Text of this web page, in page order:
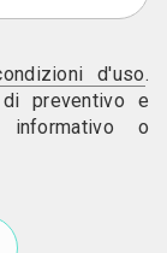
d'uso.
preventivo e
o